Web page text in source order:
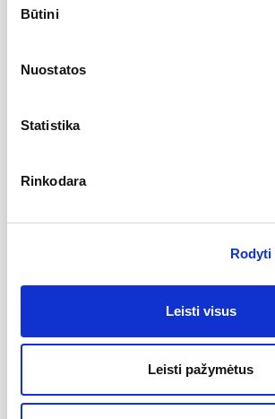
pasirinkimas
Būtini
Nuostatos
Statistika
Rinkodara
Leisti visus
Leisti pažymėtus
Vonios
RAVAK